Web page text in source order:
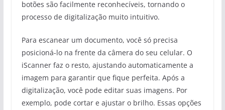
botões são facilmente reconhecíveis, tornando o
processo de digitalização muito intuitivo.
Para escanear um documento, você só precisa
posicioná-lo na frente da câmera do seu celular. O
iScanner faz o resto, ajustando automaticamente a
imagem para garantir que fique perfeita. Após a
digitalização, você pode editar suas imagens. Por
exemplo, pode cortar e ajustar o brilho. Essas opções